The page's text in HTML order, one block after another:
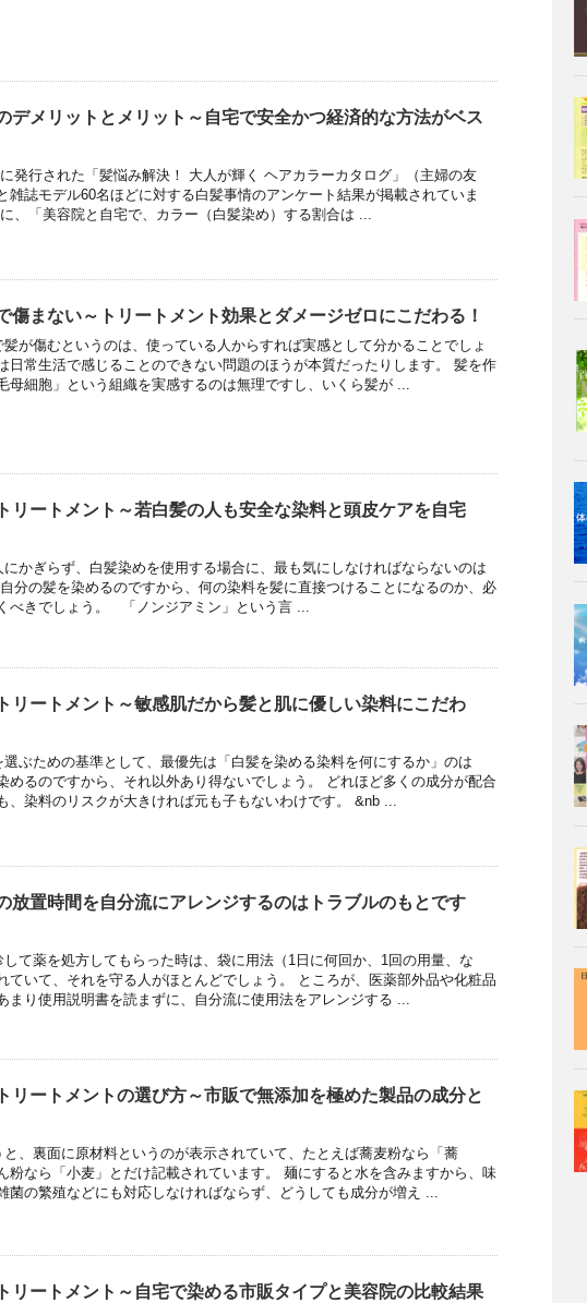
デメリットとメリット～自宅で安全かつ経済的な方法がベス
発行された「髪悩み解決！ 大人が輝く ヘアカラーカタログ」（主婦の友
雑誌モデル60名ほどに対する白髪事情のアンケート結果が掲載されていま
、「美容院と自宅で、カラー（白髪染め）する割合は ...
傷まない～トリートメント効果とダメージゼロにこだわる！
が傷むというのは、使っている人からすれば実感として分かることでしょ
日常生活で感じることのできない問題のほうが本質だったりします。 髪を作
母細胞」という組織を実感するのは無理ですし、いくら髪が ...
リートメント～若白髪の人も安全な染料と頭皮ケアを自宅
かぎらず、白髪染めを使用する場合に、最も気にしなければならないのは
分の髪を染めるのですから、何の染料を髪に直接つけることになるのか、必
べきでしょう。 「ノンジアミン」という言 ...
リートメント～敏感肌だから髪と肌に優しい染料にこだわ
ぶための基準として、最優先は「白髪を染める染料を何にするか」のは
めるのですから、それ以外あり得ないでしょう。 どれほど多くの成分が配合
、染料のリスクが大きければ元も子もないわけです。 &nb ...
放置時間を自分流にアレンジするのはトラブルのもとです
て薬を処方してもらった時は、袋に用法（1日に何回か、1回の用量、な
ていて、それを守る人がほとんどでしょう。 ところが、医薬部外品や化粧品
まり使用説明書を読まずに、自分流に使用法をアレンジする ...
リートメントの選び方～市販で無添加を極めた製品の成分と
、裏面に原材料というのが表示されていて、たとえば蕎麦粉なら「蕎
粉なら「小麦」とだけ記載されています。 麺にすると水を含みますから、味
菌の繁殖などにも対応しなければならず、どうしても成分が増え ...
リートメント～自宅で染める市販タイプと美容院の比較結果